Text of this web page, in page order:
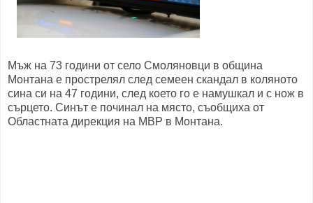
Мъж на 73 години от село Смоляновци в община
Монтана е прострелял след семеен скандал в коляното
сина си на 47 години, след което го е намушкал и с нож в
сърцето. Синът е починал на място, съобщиха от
Областната дирекция на МВР в Монтана.